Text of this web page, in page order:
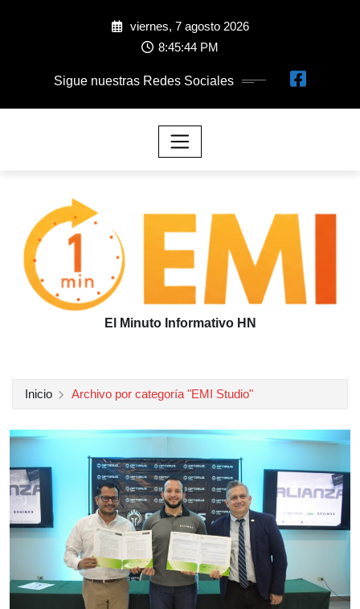
viernes, 7 agosto 2026
8:45:46 PM
Sigue nuestras Redes Sociales
El Minuto Informativo HN
Inicio Archivo por categoría "EMI Studio"